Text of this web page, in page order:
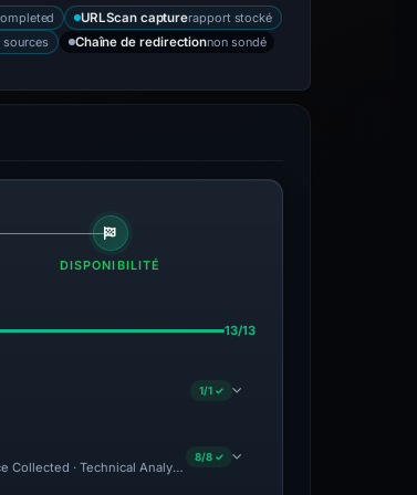
URLScan capturerapport stocké
sources Chaîne de redirectionnon sondé
DISPONIBILITÉ
13/13
1/1 ✓
Collected · Technical Analysis Recorded
8/8 ✓